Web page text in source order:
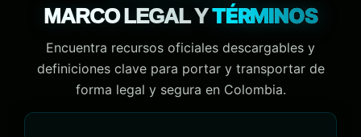
MARCO LEGAL YTÉRMINOS
Encuentra recursos oficiales descargables y
definiciones clave para portar y transportar de
forma legal y segura en Colombia.